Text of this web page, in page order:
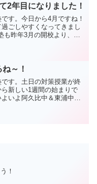
ートを決...
2年目になりました！
す。今日から4月ですね！
ごしやすくなってきまし
も昨年3月の開校より、無
～！
です。土日の対策授業が終
新しい1週間の始まりで
いよ阿久比中＆東浦中の
！